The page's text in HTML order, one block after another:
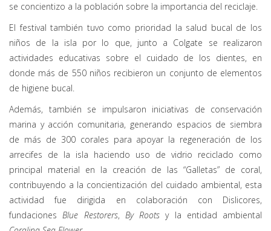
se concientizo a la población sobre la importancia del reciclaje.
El festival también tuvo como prioridad la salud bucal de los
niños de la isla por lo que, junto a Colgate se realizaron
actividades educativas sobre el cuidado de los dientes, en
donde más de 550 niños recibieron un conjunto de elementos
de higiene bucal.
Además, también se impulsaron iniciativas de conservación
marina y acción comunitaria, generando espacios de siembra
de más de 300 corales para apoyar la regeneración de los
arrecifes de la isla haciendo uso de vidrio reciclado como
principal material en la creación de las “Galletas” de coral,
contribuyendo a la concientización del cuidado ambiental, esta
actividad fue dirigida en colaboración con Dislicores,
fundacionesBlue Restorers, By Roots y la entidad ambiental